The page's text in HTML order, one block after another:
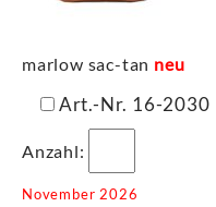
marlow sac-tan neu
Art.-Nr. 16-2030
Anzahl:
November 2026